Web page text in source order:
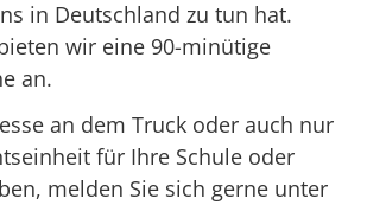
in Deutschland zu tun hat.
wir eine 90-minütige
an.
an dem Truck oder auch nur
für Ihre Schule oder
melden Sie sich gerne unter